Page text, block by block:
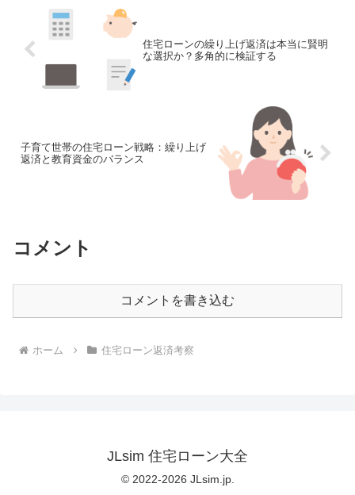
住宅ローンの繰り上げ返済は本当に賢明
な選択か？多角的に検証する
子育て世帯の住宅ローン戦略：繰り上げ
返済と教育資金のバランス
コメント
コメントを書き込む
ホーム 住宅ローン返済考察
JLsim 住宅ローン大全
© 2022-2026 JLsim.jp.